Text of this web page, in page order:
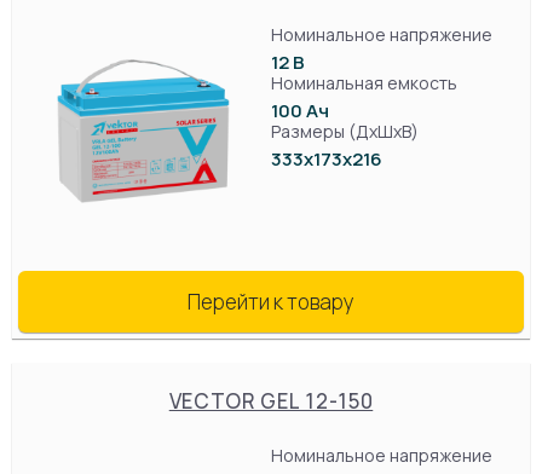
Номинальное напряжение
12 В
Номинальная емкость
100 Ач
Размеры (ДхШхВ)
333х173х216
Перейти к товару
VECTOR GEL 12-150
Номинальное напряжение